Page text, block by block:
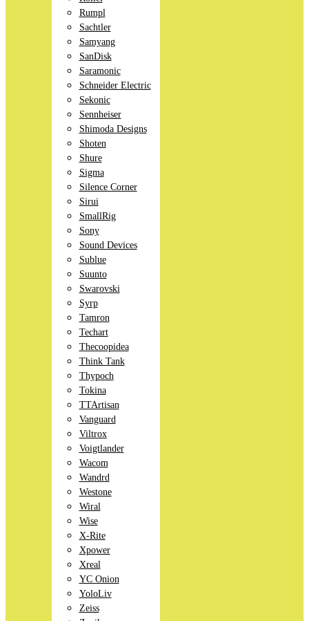
Rumpl
Sachtler
Samyang
SanDisk
Saramonic
Schneider Electric
Sekonic
Sennheiser
Shimoda Designs
Shoten
Shure
Sigma
Silence Corner
Sirui
SmallRig
Sony
Sound Devices
Sublue
Suunto
Swarovski
Syrp
Tamron
Techart
Thecoopidea
Think Tank
Thypoch
Tokina
TTArtisan
Vanguard
Viltrox
Voigtlander
Wacom
Wandrd
Westone
Wiral
Wise
X-Rite
Xpower
Xreal
YC Onion
YoloLiv
Zeiss